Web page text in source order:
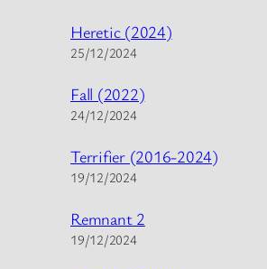
Heretic (2024)
25/12/2024
Fall (2022)
24/12/2024
Terrifier (2016-2024)
19/12/2024
Remnant 2
19/12/2024